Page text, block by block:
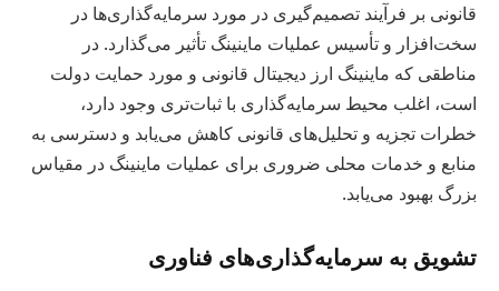
قانونی بر فرآیند تصمیم‌گیری در مورد سرمایه‌گذاری‌ها در
سخت‌افزار و تأسیس عملیات ماینینگ تأثیر می‌گذارد. در
مناطقی که ماینینگ ارز دیجیتال قانونی و مورد حمایت دولت
است، اغلب محیط سرمایه‌گذاری با ثبات‌تری وجود دارد،
خطرات تجزیه و تحلیل‌های قانونی کاهش می‌یابد و دسترسی به
منابع و خدمات محلی ضروری برای عملیات ماینینگ در مقیاس
بزرگ بهبود می‌یابد.
تشویق به سرمایه‌گذاری‌های فناوری